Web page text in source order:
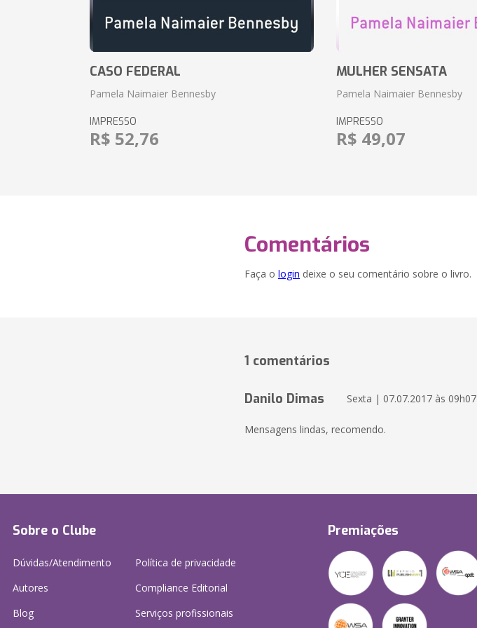
CASO FEDERAL
Pamela Naimaier Bennesby
IMPRESSO
R$ 52,76
MULHER SENSATA
Pamela Naimaier Bennesby
IMPRESSO
R$ 49,07
Comentários
Faça o login deixe o seu comentário sobre o livro.
1 comentários
Danilo Dimas Sexta | 07.07.2017 às 09h07
Mensagens lindas, recomendo.
Sobre o Clube
Dúvidas/Atendimento
Autores
Blog
Política de privacidade
Compliance Editorial
Serviços profissionais
Premiações